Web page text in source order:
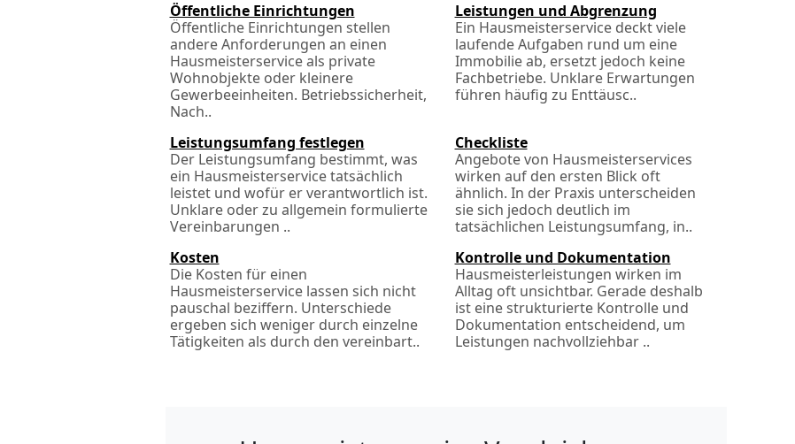
Öffentliche Einrichtungen
Öffentliche Einrichtungen stellen
andere Anforderungen an einen
Hausmeisterservice als private
Wohnobjekte oder kleinere
Gewerbeeinheiten. Betriebssicherheit,
Nach­..
Leistungen und Abgrenzung
Ein Hausmeisterservice deckt viele
laufende Aufgaben rund um eine
Immobilie ab, ersetzt jedoch keine
Fachbetriebe. Unklare Erwartungen
führen häufig zu Ent­täusc..
Leistungsumfang festlegen
Der Leistungsumfang bestimmt, was
ein Hausmeisterservice tatsächlich
leistet und wofür er verantwortlich ist.
Unklare oder zu allgemein formulierte
Vereinbarungen ..
Checkliste
Angebote von Hausmeisterservices
wirken auf den ersten Blick oft
ähnlich. In der Praxis unterscheiden
sie sich jedoch deutlich im
tatsächlichen Leistungsumfang, in..
Kosten
Die Kosten für einen
Hausmeisterservice lassen sich nicht
pauschal beziffern. Unterschiede
ergeben sich weniger durch einzelne
Tätigkeiten als durch den vereinbart..
Kontrolle und Dokumentation
Hausmeisterleistungen wirken im
Alltag oft unsichtbar. Gerade deshalb
ist eine strukturierte Kontrolle und
Dokumentation entscheidend, um
Leistungen nachvollziehbar ..